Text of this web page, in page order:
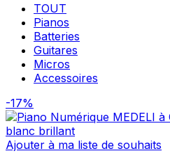
TOUT
Pianos
Batteries
Guitares
Micros
Accessoires
-17%
Ajouter à ma liste de souhaits